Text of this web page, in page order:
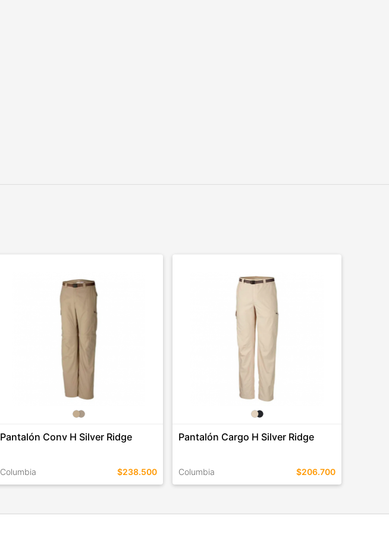
Pantalón Conv H Silver Ridge
Columbia $238.500
Pantalón Cargo H Silver Ridge
Columbia $206.700